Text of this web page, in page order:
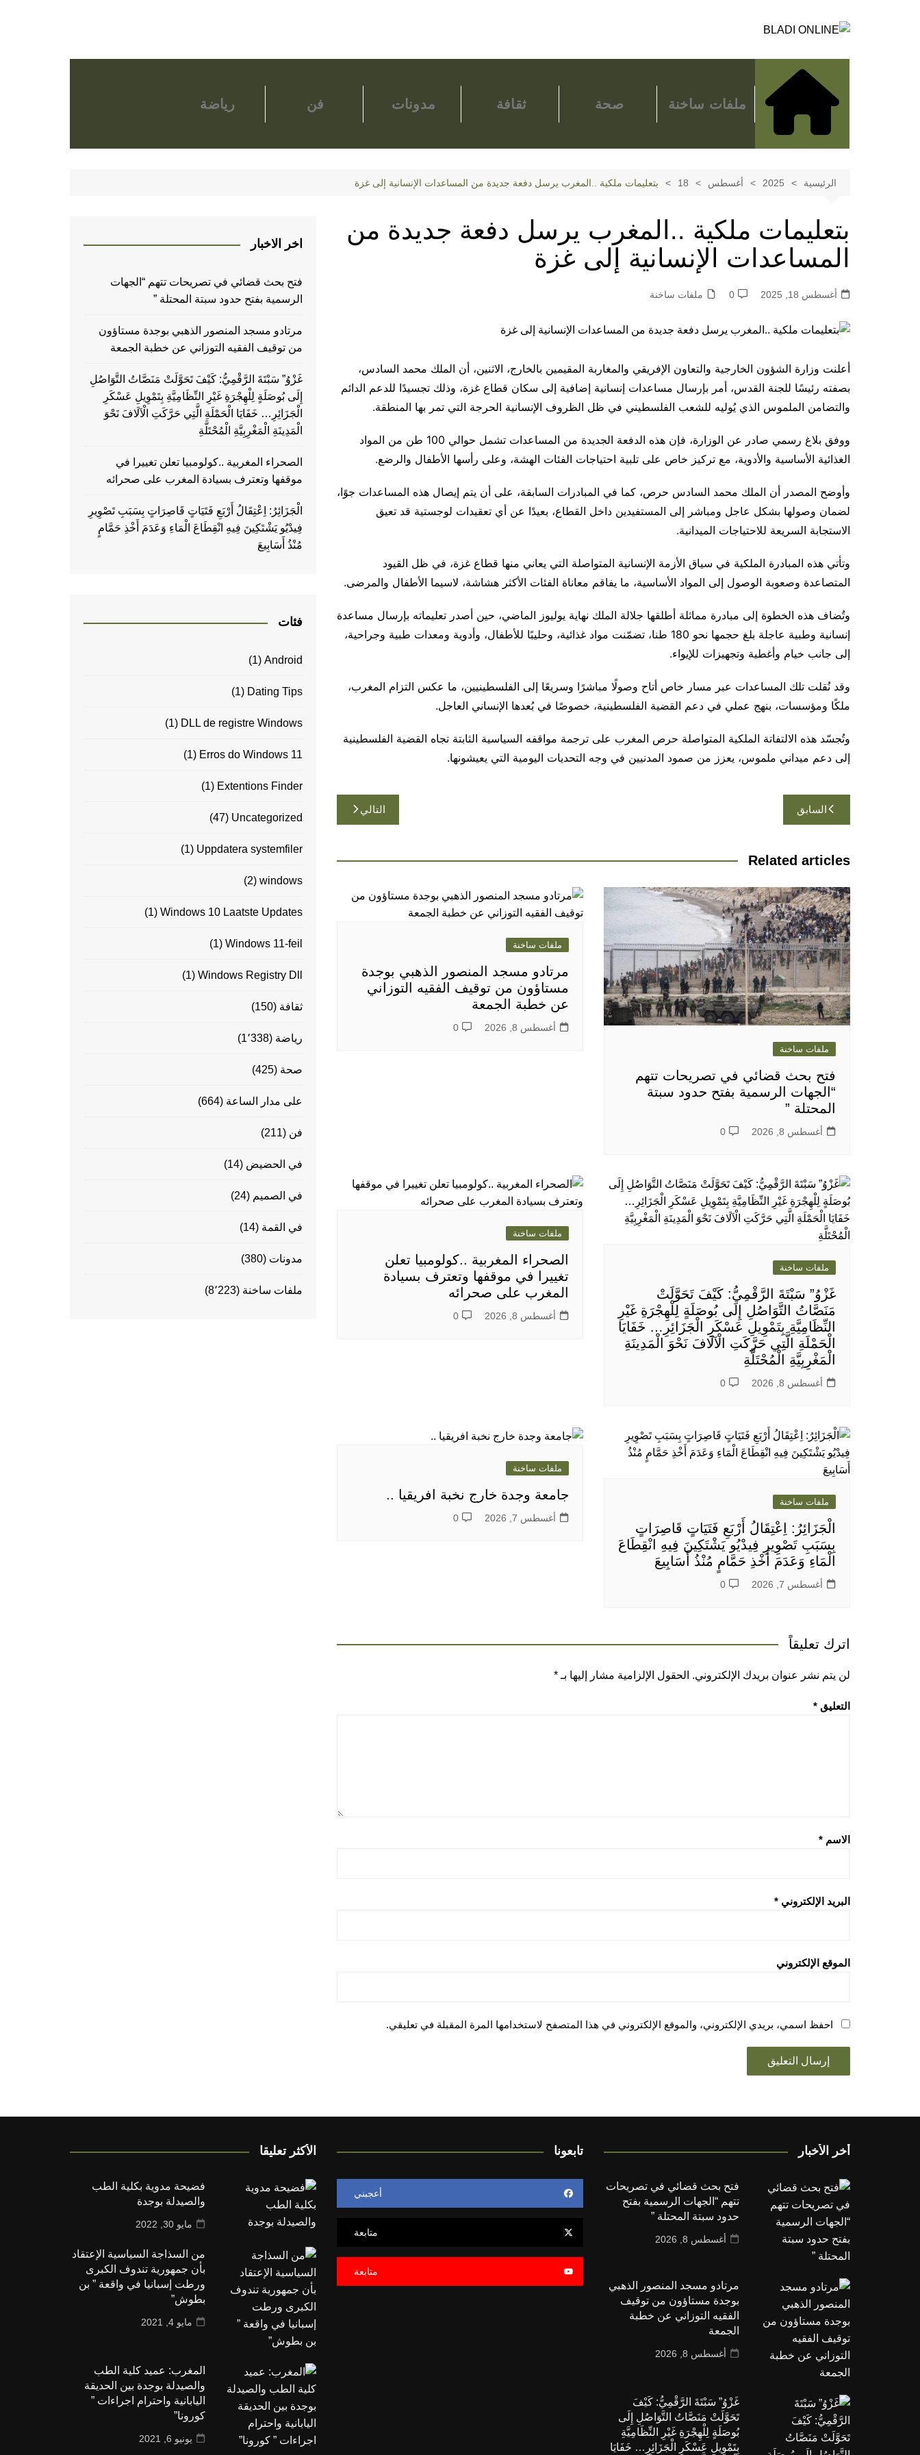
ملفات ساخنة صحة ثقافة مدونات فن رياضة
الرئيسية 2025 أغسطس 18 بتعليمات ملكية ..المغرب يرسل دفعة جديدة من المساعدات الإنسانية إلى غزة
بتعليمات ملكية ..المغرب يرسل دفعة جديدة من
المساعدات الإنسانية إلى غزة
أغسطس 18, 2025 0 ملفات ساخنة
أعلنت وزارة الشؤون الخارجية والتعاون الإفريقي والمغاربة المقيمين بالخارج، الاثنين، أن الملك محمد السادس،
بصفته رئيسًا للجنة القدس، أمر بإرسال مساعدات إنسانية إضافية إلى سكان قطاع غزة، وذلك تجسيدًا للدعم الدائم
والتضامن الملموس الذي يُوليه للشعب الفلسطيني في ظل الظروف الإنسانية الحرجة التي تمر بها المنطقة.
ووفق بلاغ رسمي صادر عن الوزارة، فإن هذه الدفعة الجديدة من المساعدات تشمل حوالي 100 طن من المواد
الغذائية الأساسية والأدوية، مع تركيز خاص على تلبية احتياجات الفئات الهشة، وعلى رأسها الأطفال والرضع.
وأوضح المصدر أن الملك محمد السادس حرص، كما في المبادرات السابقة، على أن يتم إيصال هذه المساعدات جوًا،
لضمان وصولها بشكل عاجل ومباشر إلى المستفيدين داخل القطاع، بعيدًا عن أي تعقيدات لوجستية قد تعيق
الاستجابة السريعة للاحتياجات الميدانية.
وتأتي هذه المبادرة الملكية في سياق الأزمة الإنسانية المتواصلة التي يعاني منها قطاع غزة، في ظل القيود
المتصاعدة وصعوبة الوصول إلى المواد الأساسية، ما يفاقم معاناة الفئات الأكثر هشاشة، لاسيما الأطفال والمرضى.
وتُضاف هذه الخطوة إلى مبادرة مماثلة أطلقها جلالة الملك نهاية يوليوز الماضي، حين أصدر تعليماته بإرسال مساعدة
إنسانية وطبية عاجلة بلغ حجمها نحو 180 طنا، تضمّنت مواد غذائية، وحليبًا للأطفال، وأدوية ومعدات طبية وجراحية،
إلى جانب خيام وأغطية وتجهيزات للإيواء.
وقد نُقلت تلك المساعدات عبر مسار خاص أتاح وصولًا مباشرًا وسريعًا إلى الفلسطينيين، ما عكس التزام المغرب،
ملكًا ومؤسسات، بنهج عملي في دعم القضية الفلسطينية، خصوصًا في بُعدها الإنساني العاجل.
وتُجسّد هذه الالتفاتة الملكية المتواصلة حرص المغرب على ترجمة مواقفه السياسية الثابتة تجاه القضية الفلسطينية
إلى دعم ميداني ملموس، يعزز من صمود المدنيين في وجه التحديات اليومية التي يعيشونها.
تصفّح
المقالات
السابق التالي
Related articles
ملفات ساخنة
فتح بحث قضائي في تصريحات تتهم
“الجهات الرسمية بفتح حدود سبتة
المحتلة ”
أغسطس 8, 2026 0
ملفات ساخنة
مرتادو مسجد المنصور الذهبي بوجدة
مستاؤون من توقيف الفقيه التوزاني
عن خطبة الجمعة
أغسطس 8, 2026 0
ملفات ساخنة
غَزْوُ” سَبْتَةَ الرَّقْمِيُّ: كَيْفَ تَحَوَّلَتْ
مَنَصَّاتُ التَّوَاصُلِ إِلَى بُوصَلَةٍ لِلْهِجْرَةِ غَيْرِ
النِّظَامِيَّةِ بِتَمْوِيلِ عَسْكَرِ الْجَزَائِرِ… خَفَايَا
الْحَمْلَةِ الَّتِي حَرَّكَتِ الْآلَافَ نَحْوَ الْمَدِينَةِ
الْمَغْرِبِيَّةِ الْمُحْتَلَّةِ
أغسطس 8, 2026 0
ملفات ساخنة
الصحراء المغربية ..كولومبيا تعلن
تغييرا في موقفها وتعترف بسيادة
المغرب على صحرائه
أغسطس 8, 2026 0
ملفات ساخنة
الْجَزَائِرُ: اِعْتِقَالُ أَرْبَعِ فَتَيَاتٍ قَاصِرَاتٍ
بِسَبَبِ تَصْوِيرِ فِيدْيُو يَشْتَكِينَ فِيهِ انْقِطَاعَ
الْمَاءِ وَعَدَمَ أَخْذِ حَمَّامٍ مُنْذُ أَسَابِيعَ
أغسطس 7, 2026 0
ملفات ساخنة
جامعة وجدة خارج نخبة افريقيا ..
أغسطس 7, 2026 0
اترك تعليقاً
لن يتم نشر عنوان بريدك الإلكتروني. الحقول الإلزامية مشار إليها بـ *
التعليق *
الاسم *
البريد الإلكتروني *
الموقع الإلكتروني
احفظ اسمي، بريدي الإلكتروني، والموقع الإلكتروني في هذا المتصفح لاستخدامها المرة المقبلة في تعليقي.
اخر الاخبار
فتح بحث قضائي في تصريحات تتهم “الجهات
الرسمية بفتح حدود سبتة المحتلة ”
مرتادو مسجد المنصور الذهبي بوجدة مستاؤون
من توقيف الفقيه التوزاني عن خطبة الجمعة
غَزْوُ” سَبْتَةَ الرَّقْمِيُّ: كَيْفَ تَحَوَّلَتْ مَنَصَّاتُ التَّوَاصُلِ
إِلَى بُوصَلَةٍ لِلْهِجْرَةِ غَيْرِ النِّظَامِيَّةِ بِتَمْوِيلِ عَسْكَرِ
الْجَزَائِرِ… خَفَايَا الْحَمْلَةِ الَّتِي حَرَّكَتِ الْآلَافَ نَحْوَ
الْمَدِينَةِ الْمَغْرِبِيَّةِ الْمُحْتَلَّةِ
الصحراء المغربية ..كولومبيا تعلن تغييرا في
موقفها وتعترف بسيادة المغرب على صحرائه
الْجَزَائِرُ: اِعْتِقَالُ أَرْبَعِ فَتَيَاتٍ قَاصِرَاتٍ بِسَبَبِ تَصْوِيرِ
فِيدْيُو يَشْتَكِينَ فِيهِ انْقِطَاعَ الْمَاءِ وَعَدَمَ أَخْذِ حَمَّامٍ
مُنْذُ أَسَابِيعَ
فئات
Android
(1)
Dating Tips
(1)
DLL de registre Windows
(1)
Erros do Windows 11
(1)
Extentions Finder
(1)
Uncategorized
(47)
Uppdatera systemfiler
(1)
windows
(2)
Windows 10 Laatste Updates
(1)
Windows 11-feil
(1)
Windows Registry Dll
(1)
ثقافة (150)
رياضة (1٬338)
صحة (425)
على مدار الساعة (664)
فن (211)
في الحضيض (14)
في الصميم (24)
في القمة (14)
مدونات (380)
ملفات ساخنة (8٬223)
أخر الأخبار
فتح بحث قضائي في تصريحات
تتهم “الجهات الرسمية بفتح
حدود سبتة المحتلة ”
أغسطس 8, 2026
مرتادو مسجد المنصور الذهبي
بوجدة مستاؤون من توقيف
الفقيه التوزاني عن خطبة
الجمعة
أغسطس 8, 2026
غَزْوُ” سَبْتَةَ الرَّقْمِيُّ: كَيْفَ
تَحَوَّلَتْ مَنَصَّاتُ التَّوَاصُلِ إِلَى
بُوصَلَةٍ لِلْهِجْرَةِ غَيْرِ النِّظَامِيَّةِ
بِتَمْوِيلِ عَسْكَرِ الْجَزَائِرِ… خَفَايَا
تابعونا
أعجبني
متابعة
متابعة
الأكثر تعليقا
فضيحة مدوية بكلية الطب
والصيدلة بوجدة
مايو 30, 2022
من السذاجة السياسية الإعتقاد
بأن جمهورية تندوف الكبرى
ورطت إسبانيا في واقعة ” بن
بطوش”
مايو 4, 2021
المغرب: عميد كلية الطب
والصيدلة بوجدة بين الحديقة
اليابانية واحترام اجراءات ”
كورونا”
يونيو 6, 2021